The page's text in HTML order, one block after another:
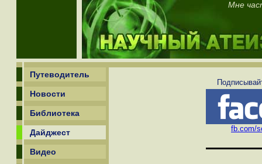
Мне
Путеводитель
Новости
Библиотека
Дайджест
Видео
fb.com/